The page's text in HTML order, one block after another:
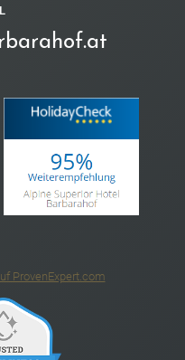
ProvenExpert.com